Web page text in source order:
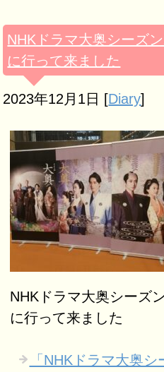
NHKドラマ大奥シーズ
に行って来ました
2023年12月1日 [Diary]
NHKドラマ大奥シーズ
に行って来ました
「NHKドラマ大奥